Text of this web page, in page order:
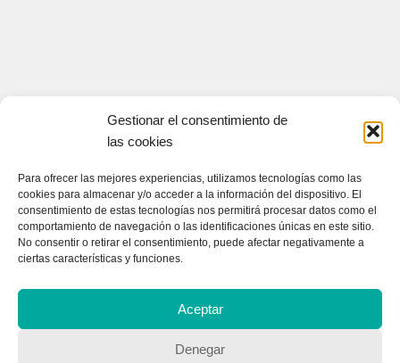
Gestionar el consentimiento de
las cookies
Para ofrecer las mejores experiencias, utilizamos tecnologías como las
cookies para almacenar y/o acceder a la información del dispositivo. El
consentimiento de estas tecnologías nos permitirá procesar datos como el
comportamiento de navegación o las identificaciones únicas en este sitio.
No consentir o retirar el consentimiento, puede afectar negativamente a
ciertas características y funciones.
Aceptar
Denegar
CONTACTA CON NOSOTROS
Contacto